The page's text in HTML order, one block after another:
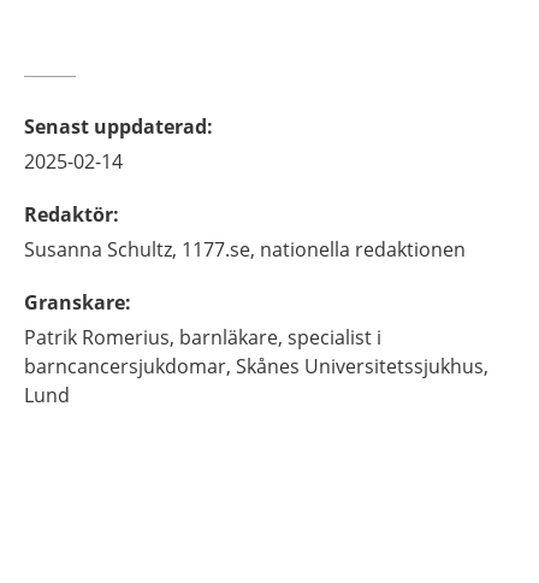
Senast uppdaterad:
2025-02-14
Redaktör:
Susanna Schultz, 1177.se, nationella redaktionen
Granskare:
Patrik Romerius, barnläkare, specialist i
barncancersjukdomar, Skånes Universitetssjukhus,
Lund